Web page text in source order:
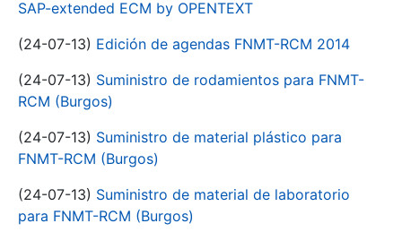
SAP-extended ECM by OPENTEXT
(24-07-13) Edición de agendas FNMT-RCM 2014
(24-07-13) Suministro de rodamientos para FNMT-
RCM (Burgos)
(24-07-13) Suministro de material plástico para
FNMT-RCM (Burgos)
(24-07-13) Suministro de material de laboratorio
para FNMT-RCM (Burgos)